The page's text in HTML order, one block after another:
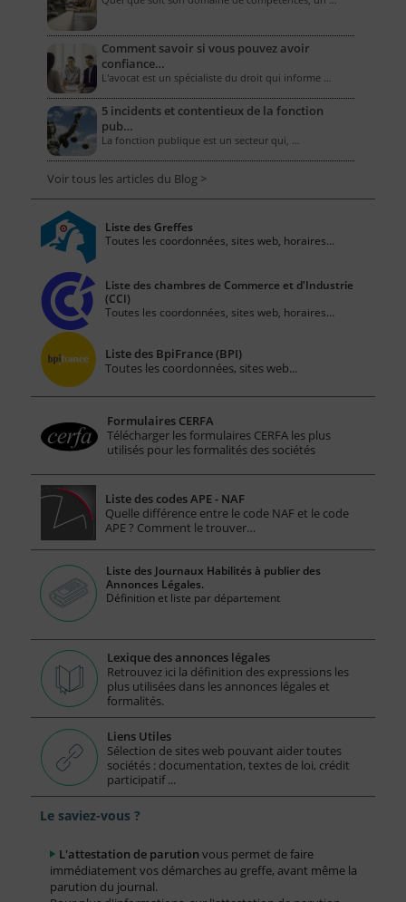
Comment savoir si vous pouvez avoir
confiance…
L'avocat est un spécialiste du droit qui informe …
5 incidents et contentieux de la fonction
pub…
La fonction publique est un secteur qui, …
Voir tous les articles du Blog >
Liste des Greffes
Toutes les coordonnées, sites web, horaires...
Liste des chambres de Commerce et d'Industrie
(CCI)
Toutes les coordonnées, sites web, horaires...
Liste des BpiFrance (BPI)
Toutes les coordonnées, sites web...
Formulaires CERFA
Télécharger les formulaires CERFA les plus
utilisés pour les formalités des sociétés
Liste des codes APE - NAF
Quelle différence entre le code NAF et le code
APE ? Comment le trouver…
Liste des Journaux Habilités à publier des
Annonces Légales.
Définition et liste par département
Lexique des annonces légales
Retrouvez ici la définition des expressions les
plus utilisées dans les annonces légales et
formalités.
Liens Utiles
Sélection de sites web pouvant aider toutes
sociétés : documentation, textes de loi, crédit
participatif ...
Le saviez-vous ?
L'attestation de parution vous permet de faire
immédiatement vos démarches au greffe, avant même la
parution du journal.